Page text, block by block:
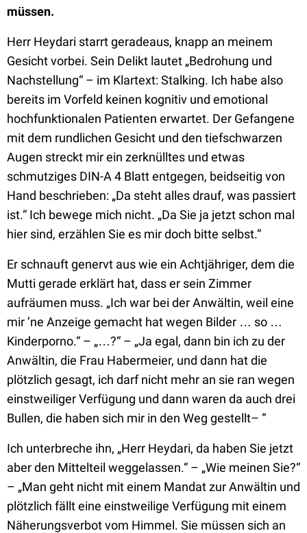
müssen.
Herr Heydari starrt geradeaus, knapp an meinem
Gesicht vorbei. Sein Delikt lautet „Bedrohung und
Nachstellung“ – im Klartext: Stalking. Ich habe also
bereits im Vorfeld keinen kognitiv und emotional
hochfunktionalen Patienten erwartet. Der Gefangene
mit dem rundlichen Gesicht und den tiefschwarzen
Augen streckt mir ein zerknülltes und etwas
schmutziges DIN-A 4 Blatt entgegen, beidseitig von
Hand beschrieben: „Da steht alles drauf, was passiert
ist.“ Ich bewege mich nicht. „Da Sie ja jetzt schon mal
hier sind, erzählen Sie es mir doch bitte selbst.“
Er schnauft genervt aus wie ein Achtjähriger, dem die
Mutti gerade erklärt hat, dass er sein Zimmer
aufräumen muss. „Ich war bei der Anwältin, weil eine
mir’ne Anzeige gemacht hat wegen Bilder … so …
Kinderporno.“ – „…?“ – „Ja egal, dann bin ich zu der
Anwältin, die Frau Habermeier, und dann hat die
plötzlich gesagt, ich darf nicht mehr an sie ran wegen
einstweiliger Verfügung und dann waren da auch drei
Bullen, die haben sich mir in den Weg gestellt– “
Ich unterbreche ihn, „Herr Heydari, da haben Sie jetzt
aber den Mittelteil weggelassen.“ – „Wie meinen Sie?“
– „Man geht nicht mit einem Mandat zur Anwältin und
plötzlich fällt eine einstweilige Verfügung mit einem
Näherungsverbot vom Himmel. Sie müssen sich an